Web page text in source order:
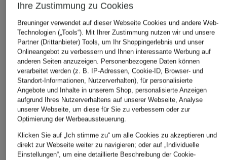
Ihre Zustimmung zu Cookies
Breuninger verwendet auf dieser Webseite Cookies und andere Web-
Technologien („Tools“). Mit Ihrer Zustimmung nutzen wir und unsere
Partner (Drittanbieter) Tools, um Ihr Shoppingerlebnis und unser
Onlineangebot zu verbessern und Ihnen interessante Werbung auf
anderen Seiten anzuzeigen. Personenbezogene Daten können
verarbeitet werden (z. B. IP-Adressen, Cookie-ID, Browser- und
Standort-Informationen, Nutzerverhalten), für personalisierte
Angebote und Inhalte in unserem Shop, personalisierte Anzeigen
aufgrund Ihres Nutzerverhaltens auf unserer Webseite, Analyse
unserer Webseite, um diese für Sie zu verbessern oder zur
Optimierung der Werbeaussteuerung.
Klicken Sie auf „Ich stimme zu“ um alle Cookies zu akzeptieren und
direkt zur Webseite weiter zu navigieren; oder auf „Individuelle
Einstellungen“, um eine detaillierte Beschreibung der Cookie-